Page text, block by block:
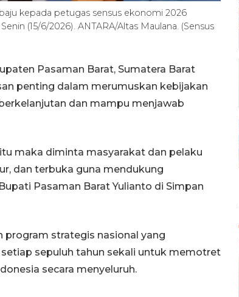
kepada petugas sensus ekonomi 2026
(15/6/2026). ANTARA/Altas Maulana. (Sensus
Pasaman Barat, Sumatera Barat
penting dalam merumuskan kebijakan
dan mampu menjawab
maka diminta masyarakat dan pelaku
dan terbuka guna mendukung
Pasaman Barat Yulianto di Simpan
strategis nasional yang
sepuluh tahun sekali untuk memotret
secara menyeluruh.